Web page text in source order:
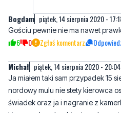
Michał piątek, 14 sierpnia 2020 -
Ja miałem taki sam przypadek 15
świadek oraz ja i nagranie z
kierowcy hondy a biegły sądowy
korupcja nadal jest
7 0 Zgłoś komentarz